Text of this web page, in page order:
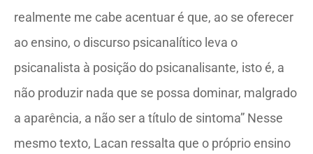
realmente me cabe acentuar é que, ao se oferecer
ao ensino, o discurso psicanalítico leva o
psicanalista à posição do psicanalisante, isto é, a
não produzir nada que se possa dominar, malgrado
a aparência, a não ser a título de sintoma” Nesse
mesmo texto, Lacan ressalta que o próprio ensino